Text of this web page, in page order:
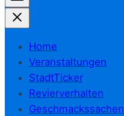
Home
Veranstaltungen
StadtTicker
Revierverhalten
Geschmackssachen